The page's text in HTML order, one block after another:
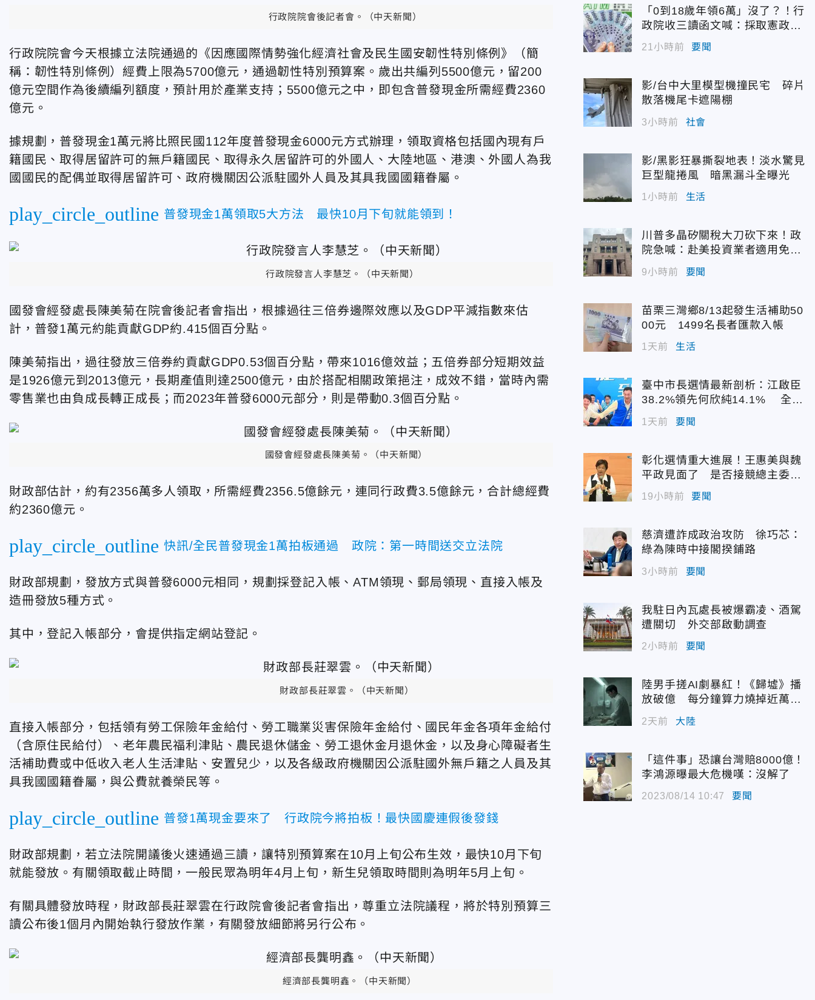
行政院院會後記者會。（中天新聞）
行政院院會今天根據立法院通過的《因應國際情勢強化經濟社會及民生國安韌性特別條例》（簡
稱：韌性特別條例）經費上限為5700億元，通過韌性特別預算案。歲出共編列5500億元，留200
億元空間作為後續編列額度，預計用於產業支持；5500億元之中，即包含普發現金所需經費2360
億元。
據規劃，普發現金1萬元將比照民國112年度普發現金6000元方式辦理，領取資格包括國內現有戶
籍國民、取得居留許可的無戶籍國民、取得永久居留許可的外國人、大陸地區、港澳、外國人為我
國國民的配偶並取得居留許可、政府機關因公派駐國外人員及其具我國國籍眷屬。
play_circle_outline 普發現金1萬領取5大方法 最快10月下旬就能領到！
行政院發言人李慧芝。（中天新聞）
國發會經發處長陳美菊在院會後記者會指出，根據過往三倍券邊際效應以及GDP平減指數來估
計，普發1萬元約能貢獻GDP約.415個百分點。
陳美菊指出，過往發放三倍券約貢獻GDP0.53個百分點，帶來1016億效益；五倍券部分短期效益
是1926億元到2013億元，長期產值則達2500億元，由於搭配相關政策挹注，成效不錯，當時內需
零售業也由負成長轉正成長；而2023年普發6000元部分，則是帶動0.3個百分點。
國發會經發處長陳美菊。（中天新聞）
財政部估計，約有2356萬多人領取，所需經費2356.5億餘元，連同行政費3.5億餘元，合計總經費
約2360億元。
play_circle_outline 快訊/全民普發現金1萬拍板通過 政院：第一時間送交立法院
財政部規劃，發放方式與普發6000元相同，規劃採登記入帳、ATM領現、郵局領現、直接入帳及
造冊發放5種方式。
其中，登記入帳部分，會提供指定網站登記。
財政部長莊翠雲。（中天新聞）
直接入帳部分，包括領有勞工保險年金給付、勞工職業災害保險年金給付、國民年金各項年金給付
（含原住民給付）、老年農民福利津貼、農民退休儲金、勞工退休金月退休金，以及身心障礙者生
活補助費或中低收入老人生活津貼、安置兒少，以及各級政府機關因公派駐國外無戶籍之人員及其
具我國國籍眷屬，與公費就養榮民等。
play_circle_outline 普發1萬現金要來了 行政院今將拍板！最快國慶連假後發錢
財政部規劃，若立法院開議後火速通過三讀，讓特別預算案在10月上旬公布生效，最快10月下旬
就能發放。有關領取截止時間，一般民眾為明年4月上旬，新生兒領取時間則為明年5月上旬。
有關具體發放時程，財政部長莊翠雲在行政院會後記者會指出，尊重立法院議程，將於特別預算三
讀公布後1個月內開始執行發放作業，有關發放細節將另行公布。
經濟部長龔明鑫。（中天新聞）
「0到18歲年領6萬」沒了？！行
政院收三讀函文喊：採取憲政作
21小時前 要聞
影/台中大里模型機撞民宅 碎片
散落機尾卡遮陽棚
3小時前 社會
影/黑影狂暴撕裂地表！淡水驚見
巨型龍捲風 暗黑漏斗全曝光
1小時前 生活
川普多晶矽關稅大刀砍下來！政
院急喊：赴美投資業者適用免稅
配額
9小時前 要聞
苗栗三灣鄉8/13起發生活補助50
00元 1499名長者匯款入帳
1天前 生活
臺中市長選情最新剖析：江啟臣
38.2%領先何欣純14.1% 全世
代支持度全面居首
1天前 要聞
彰化選情重大進展！王惠美與魏
平政見面了 是否接競總主委態
度曝光
19小時前 要聞
慈濟遭詐成政治攻防 徐巧芯：
綠為陳時中接閣揆鋪路
3小時前 要聞
我駐日內瓦處長被爆霸凌、酒駕
遭關切 外交部啟動調查
2小時前 要聞
陸男手搓AI劇暴紅！《歸墟》播
放破億 每分鐘算力燒掉近萬台
2天前 大陸
「這件事」恐讓台灣賠8000億！
李鴻源曝最大危機嘆：沒解了
2023/08/14 10:47 要聞